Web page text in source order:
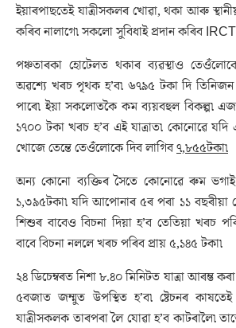
ইয়াৰপাছতেই যাত্ৰীসকলৰ খোৱা, থকা আৰু স্থানীয়
কৰিব নালাগে৷ সকলো সুবিধাই প্ৰদান কৰিব
পঞ্চতাৰকা হোটেলত থকাৰ ব্যৱস্থাও
অৱশ্যে খৰচ পৃথক হ’ব৷ ৬৭৯৫ টকা দি
পাৰে৷ ইয়া সকলোতকৈ কম ব্যয়বহুল বিকল্প৷ এজন
১৭০০ টকা খৰচ হ’ব এই যাত্ৰাত৷ কোনোৱে
খোজে তেন্তে তেওঁলোকে দিব লাগিব৭,৮৫৫টকা৷
অন্য কোনো ব্যক্তিৰ সৈতে কোনোৱে ৰুম
১,৩৯৫টকা৷ যদি আপোনাৰ ৫ৰ পৰা ১১
শিশুৰ বাবেও বিচনা দিয়া হ’ব তেতিয়া খৰচ
বাবে বিচনা নললে খৰচ পৰিব প্ৰায় ৫,১৪৫ টকা৷
২৪ ডিচেম্বৰত নিশা ৮.৪০ মিনিটত যাত্ৰা আৰম্ভ
৫বজাত জম্মুত উপস্থিত হ’ব৷ ষ্টেচনৰ কাষতেই
যাত্ৰীসকলক তাৰপৰা লৈ যোৱা হ’ব কাটৰালৈ৷